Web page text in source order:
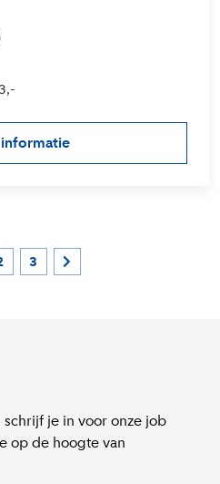
over de vacature Product
3
je in voor onze job
op de hoogte van